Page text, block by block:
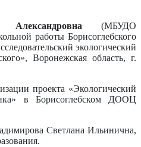
(МБУДО
работы Борисоглебского
экологический
Воронежская область, г.
проекта «Экологический
в Борисоглебском ДООЦ
Светлана Ильинична,